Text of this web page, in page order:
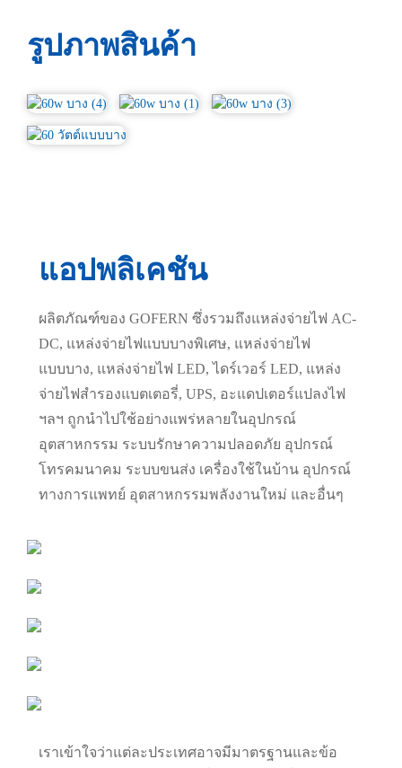
รูปภาพสินค้า
แอปพลิเคชัน
ผลิตภัณฑ์ของ GOFERN ซึ่งรวมถึงแหล่งจ่ายไฟ AC-
DC, แหล่งจ่ายไฟแบบบางพิเศษ, แหล่งจ่ายไฟ
แบบบาง, แหล่งจ่ายไฟ LED, ไดร์เวอร์ LED, แหล่ง
จ่ายไฟสำรองแบตเตอรี่, UPS, อะแดปเตอร์แปลงไฟ
ฯลฯ ถูกนำไปใช้อย่างแพร่หลายในอุปกรณ์
อุตสาหกรรม ระบบรักษาความปลอดภัย อุปกรณ์
โทรคมนาคม ระบบขนส่ง เครื่องใช้ในบ้าน อุปกรณ์
ทางการแพทย์ อุตสาหกรรมพลังงานใหม่ และอื่นๆ
เราเข้าใจว่าแต่ละประเทศอาจมีมาตรฐานและข้อ